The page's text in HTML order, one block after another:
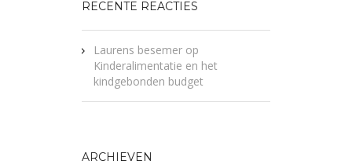
RECENTE REACTIES
Laurens besemer op
Kinderalimentatie en het
kindgebonden budget
ARCHIEVEN